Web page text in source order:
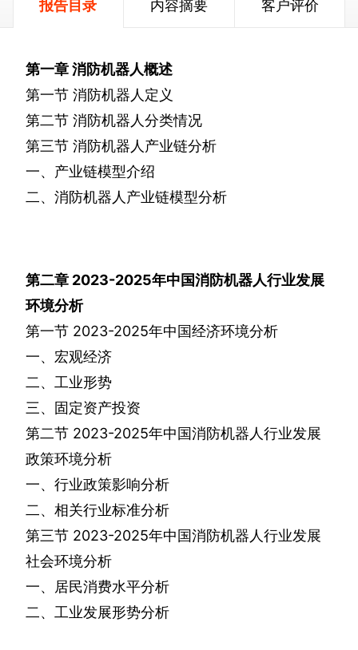
报告目录 内容摘要 客户评价
第一章消防机器人概述
第一节 消防机器人定义
第二节 消防机器人分类情况
第三节 消防机器人产业链分析
一、产业链模型介绍
二、消防机器人产业链模型分析
第二章 2023-2025年中国消防机器人行业发展
环境分析
第一节 2023-2025年中国经济环境分析
一、宏观经济
二、工业形势
三、固定资产投资
第二节 2023-2025年中国消防机器人行业发展
政策环境分析
一、行业政策影响分析
二、相关行业标准分析
第三节 2023-2025年中国消防机器人行业发展
社会环境分析
一、居民消费水平分析
二、工业发展形势分析